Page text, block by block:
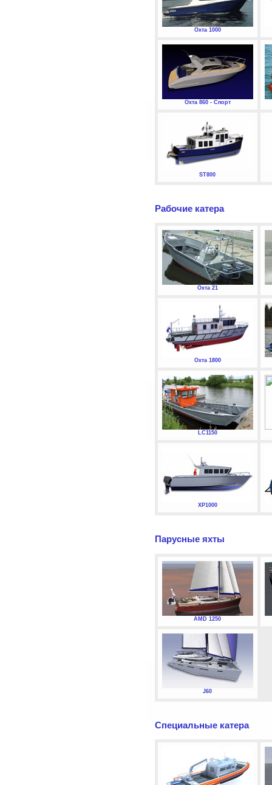
Охта 1000
Охта 860 - Спорт
ST800
Рабочие катера
Охта 21
Охта 1800
LC1150
XP1000
Парусные яхты
AMD 1250
J60
Специальные катера